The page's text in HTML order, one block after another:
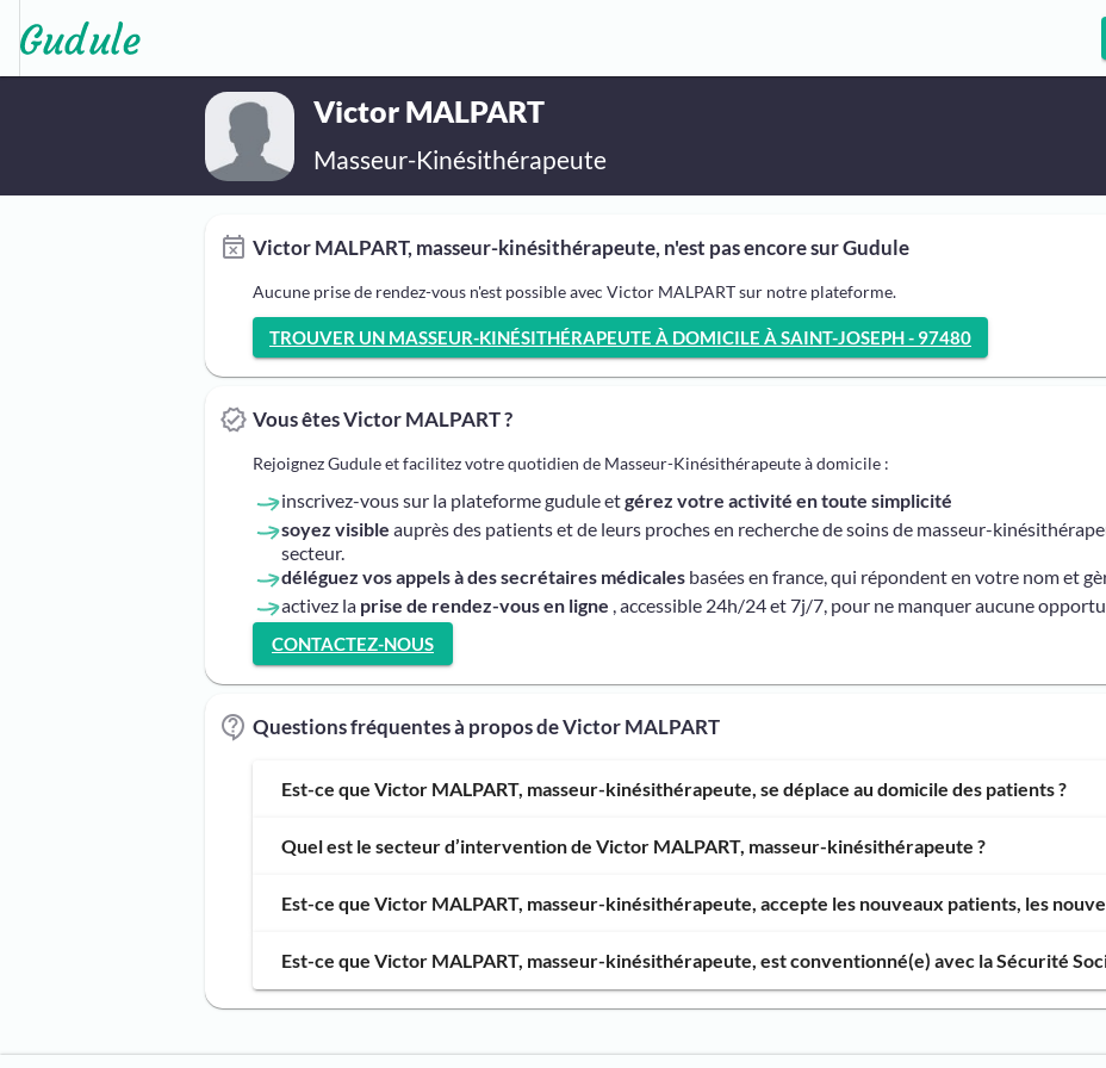
Victor MALPART
Masseur-Kinésithérapeute
Victor MALPART, masseur-kinésithérapeute, n'est pas encore sur Gudule
Aucune prise de rendez-vous n'est possible avec Victor MALPART sur notre plateforme.
TROUVER UN MASSEUR-KINÉSITHÉRAPEUTE À DOMICILE À SAINT-JOSEPH - 97480
Vous êtes Victor MALPART ?
Rejoignez Gudule et facilitez votre quotidien de Masseur-Kinésithérapeute à domicile :
inscrivez-vous sur la plateforme gudule etgérez votre activité en toute simplicité
soyez visible auprès des patients et de leurs proches en recherche de soins de masseur-
secteur.
déléguez vos appels à des secrétaires médicales basées en france, qui répondent en votre nom et
activez la prise de rendez-vous en ligne , accessible 24h/24 et 7j/7, pour ne manquer aucune
CONTACTEZ-NOUS
Questions fréquentes à propos de Victor MALPART
Est-ce que Victor MALPART, masseur-kinésithérapeute, se déplace au domicile des patients ?
Quel est le secteur d’intervention de Victor MALPART, masseur-kinésithérapeute ?
Est-ce que Victor MALPART, masseur-kinésithérapeute, accepte les nouveaux patients, les
Est-ce que Victor MALPART, masseur-kinésithérapeute, est conventionné(e) avec la Sécurité